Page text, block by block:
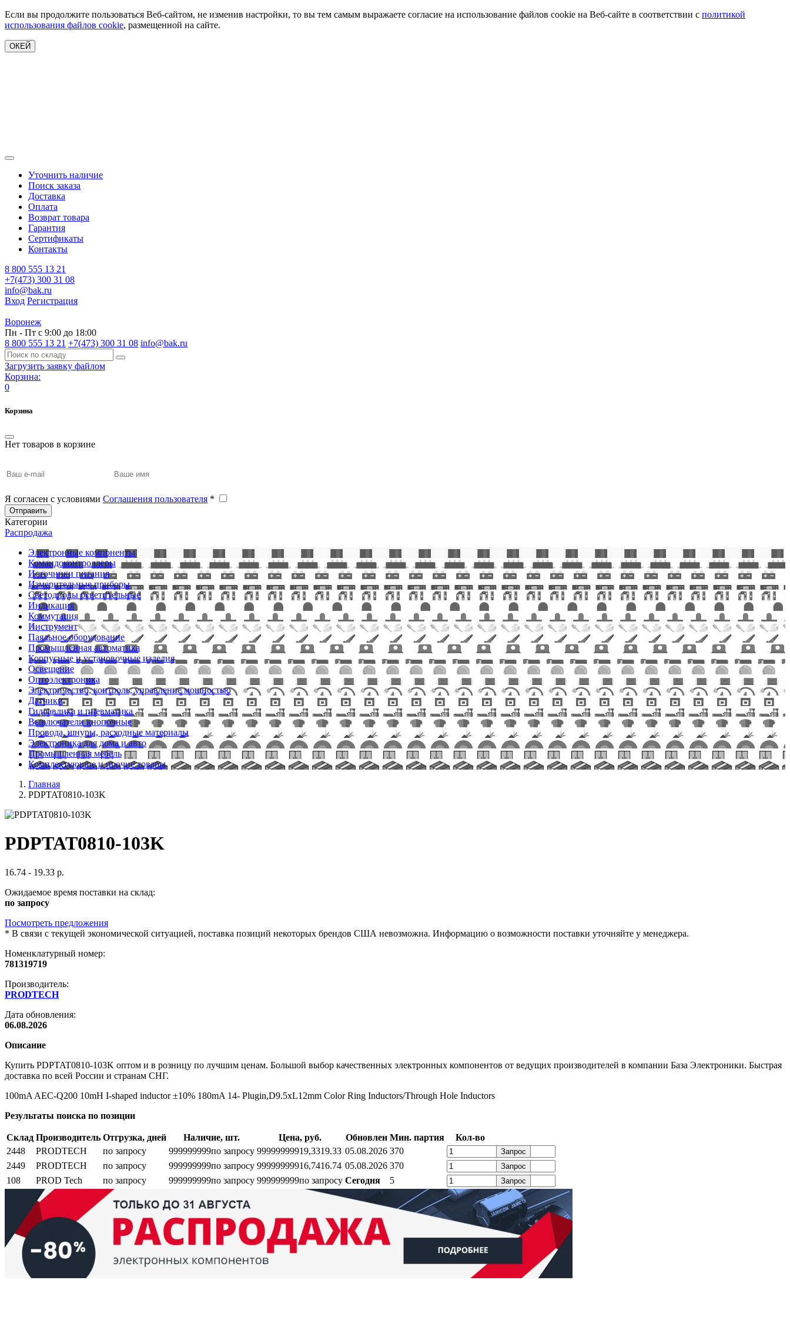
Если вы продолжите пользоваться Веб-сайтом, не изменив настройки, то вы тем самым выражаете согласие на использование файлов cookie на Веб-сайте в соответствии с политикой
использования файлов cookie, размещенной на сайте.
ОКЕЙ
Уточнить наличие
Поиск заказа
Доставка
Оплата
Возврат товара
Гарантия
Сертификаты
Контакты
8 800 555 13 21
+7(473) 300 31 08
info@bak.ru
Вход Регистрация
Воронеж
Пн - Пт с 9:00 до 18:00
8 800 555 13 21 +7(473) 300 31 08 info@bak.ru
Загрузить заявку файлом
Корзина:
0
Корзина
Нет товаров в корзине
Я согласен с условиями Соглашения пользователя *
Отправить
Категории
Распродажа
Электронные компоненты
Командоконтроллеры
Источники питания
Измерительные приборы
Светодиоды осветительные
Индикация
Коммутация
Инструмент
Паяльное оборудование
Промышленная автоматика
Корпусные и установочные изделия
Освещение
Оптоэлектроника
Электричество, контроль, управление мощностью
Датчики
Гидравлика и пневматика
Выключатели кнопочные
Провода, шнуры, расходные материалы
Электроника для дома и авто
Промышленная мебель
Комплектующие и прочие товары
Главная
PDPTAT0810-103K
PDPTAT0810-103K
16.74 - 19.33 р.
Ожидаемое время поставки на склад:
по запросу
Посмотреть предложения
* В связи с текущей экономической ситуацией, поставка позиций некоторых брендов США невозможна. Информацию о возможности поставки уточняйте у менеджера.
Номенклатурный номер:
781319719
Производитель:
PRODTECH
Дата обновления:
06.08.2026
Описание
Купить PDPTAT0810-103K оптом и в розницу по лучшим ценам. Большой выбор качественных электронных компонентов от ведущих производителей в компании База Электроники. Быстрая
доставка по всей России и странам СНГ.
100mA AEC-Q200 10mH I-shaped inductor ±10% 180mA 14- Plugin,D9.5xL12mm Color Ring Inductors/Through Hole Inductors
Результаты поиска по позиции
Склад Производитель Отгрузка, дней Наличие, шт. Цена, руб. Обновлен Мин. партия
Кол-во
2448
PRODTECH по запросу 999999999по запросу 99999999919,3319.33 05.08.2026 370 Запрос
2449 PRODTECH по запросу 999999999по запросу 99999999916,7416.74 05.08.2026 370 Запрос
108 PROD Tech по запросу 999999999по запросу 999999999по запросу Сегодня 5 Запрос